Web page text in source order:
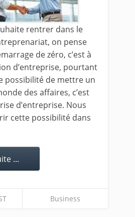
rentrer dans le
on pense
de zéro, c’est à
d’entreprise, pourtant
possibilité de mettre un
des affaires, c’est
d’entreprise. Nous
cette possibilité dans
...
Business